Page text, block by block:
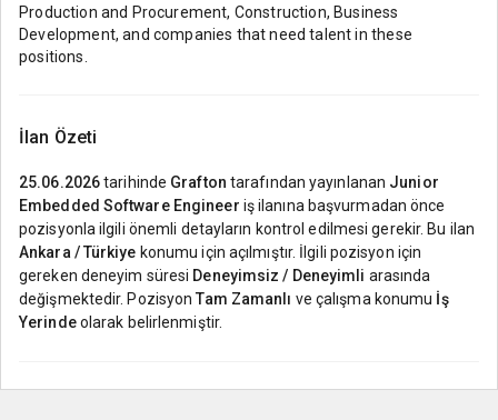
Production and Procurement, Construction, Business
Development, and companies that need talent in these
positions.
İlan Özeti
25.06.2026tarihinde Grafton tarafından yayınlanan Junior
Embedded Software Engineer iş ilanına başvurmadan önce
pozisyonla ilgili önemli detayların kontrol edilmesi gerekir. Bu ilan
Ankara / Türkiye konumu için açılmıştır. İlgili pozisyon için
gereken deneyim süresi Deneyimsiz / Deneyimli arasında
değişmektedir. PozisyonTam Zamanlı ve çalışma konumu İş
Yerindeolarak belirlenmiştir.